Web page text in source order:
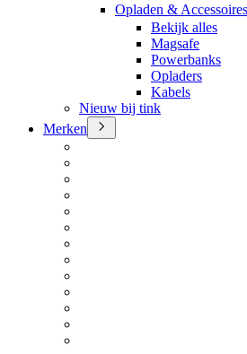
Opladen & Accessoires
Bekijk alles
Magsafe
Powerbanks
Opladers
Kabels
Nieuw bij tink
Merken